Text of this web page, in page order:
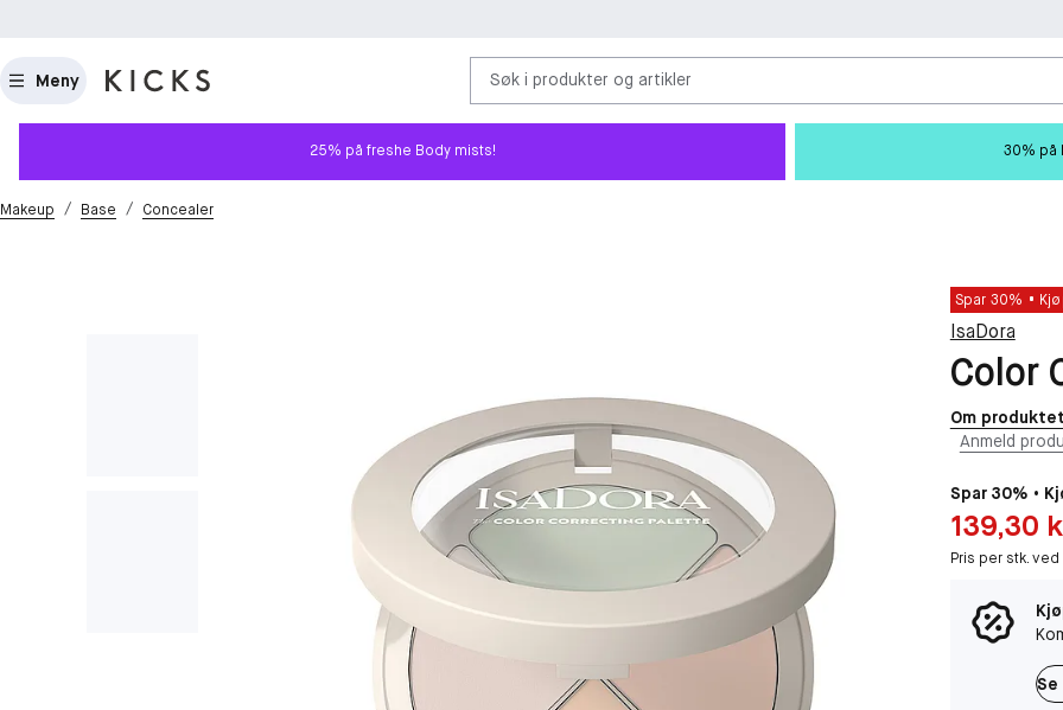
Meny Søk i produkter og artikler
25% på freshe Body mists! 30% på
Makeup / Base / Concealer
Spar 30%
IsaDora
Color
Om produktet
Anmeld
Spar 30% •
Pris: 139,30 kr
139,30
Pris per stk.